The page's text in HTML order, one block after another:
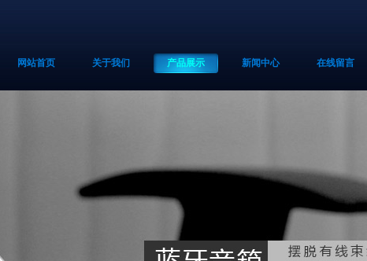
网站首页 关于我们 产品展示 新闻中心 在线留言